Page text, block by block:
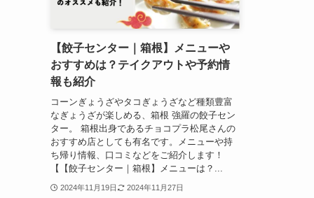
【餃子センター｜箱根】メニューや
おすすめは？テイクアウトや予約情
報も紹介
コーンぎょうざやタコぎょうざなど種類豊富
なぎょうざが楽しめる、箱根 強羅の餃子セン
ター。 箱根出身であるチョコプラ松尾さんの
おすすめ店としても有名です。メニューや持
ち帰り情報、口コミなどをご紹介します！
【【餃子センター｜箱根】メニューは？...
2024年11月19日 2024年11月27日